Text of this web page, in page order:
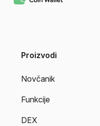
Proizvodi
Novčanik
Funkcije
DEX